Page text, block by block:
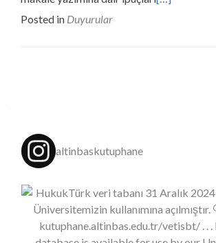
Posted in Duyurular
altinbaskutuphane